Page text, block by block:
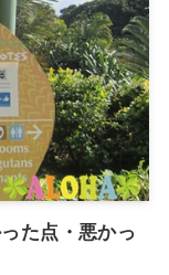
た点・悪かっ